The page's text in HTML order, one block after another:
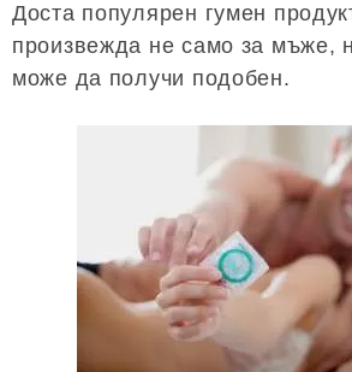
Доста популярен гумен
произвежда не само за мъже,
може да получи подобен.